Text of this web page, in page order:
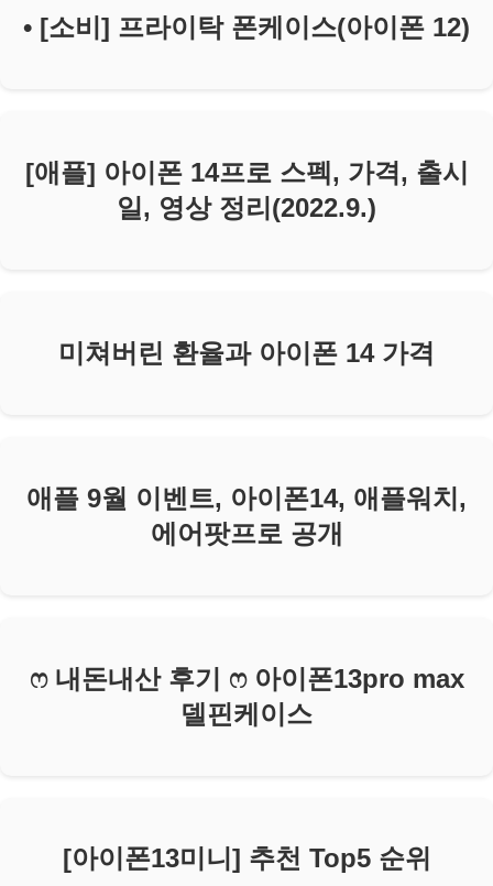
• [소비] 프라이탁 폰케이스(아이폰 12)
[애플] 아이폰 14프로 스펙, 가격, 출시
일, 영상 정리(2022.9.)
미쳐버린 환율과 아이폰 14 가격
애플 9월 이벤트, 아이폰14, 애플워치,
에어팟프로 공개
ෆ 내돈내산 후기 ෆ 아이폰13pro max
델핀케이스
[아이폰13미니] 추천 Top5 순위